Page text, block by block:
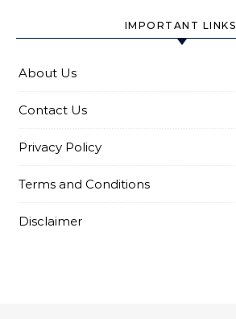
IMPORTANT LINKS
About Us
Contact Us
Privacy Policy
Terms and Conditions
Disclaimer